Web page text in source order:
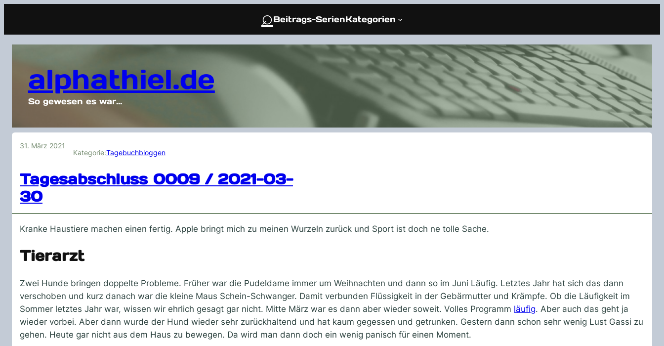
⌕Beitrags-SerienKategorien
alphathiel.de
So gewesen es war…
31. März 2021
Kategorie:Tagebuchbloggen
Tagesabschluss 0009 / 2021-03-
30
Kranke Haustiere machen einen fertig. Apple bringt mich zu meinen Wurzeln zurück und Sport ist doch ne tolle Sache.
Tierarzt
Zwei Hunde bringen doppelte Probleme. Früher war die Pudeldame immer um Weihnachten und dann so im Juni Läufig. Letztes Jahr hat sich das dann
verschoben und kurz danach war die kleine Maus Schein-Schwanger. Damit verbunden Flüssigkeit in der Gebärmutter und Krämpfe. Ob die Läufigkeit im
Sommer letztes Jahr war, wissen wir ehrlich gesagt gar nicht. Mitte März war es dann aber wieder soweit. Volles Programm läufig. Aber auch das geht ja
wieder vorbei. Aber dann wurde der Hund wieder sehr zurückhaltend und hat kaum gegessen und getrunken. Gestern dann schon sehr wenig Lust Gassi zu
gehen. Heute gar nicht aus dem Haus zu bewegen. Da wird man dann doch ein wenig panisch für einen Moment.